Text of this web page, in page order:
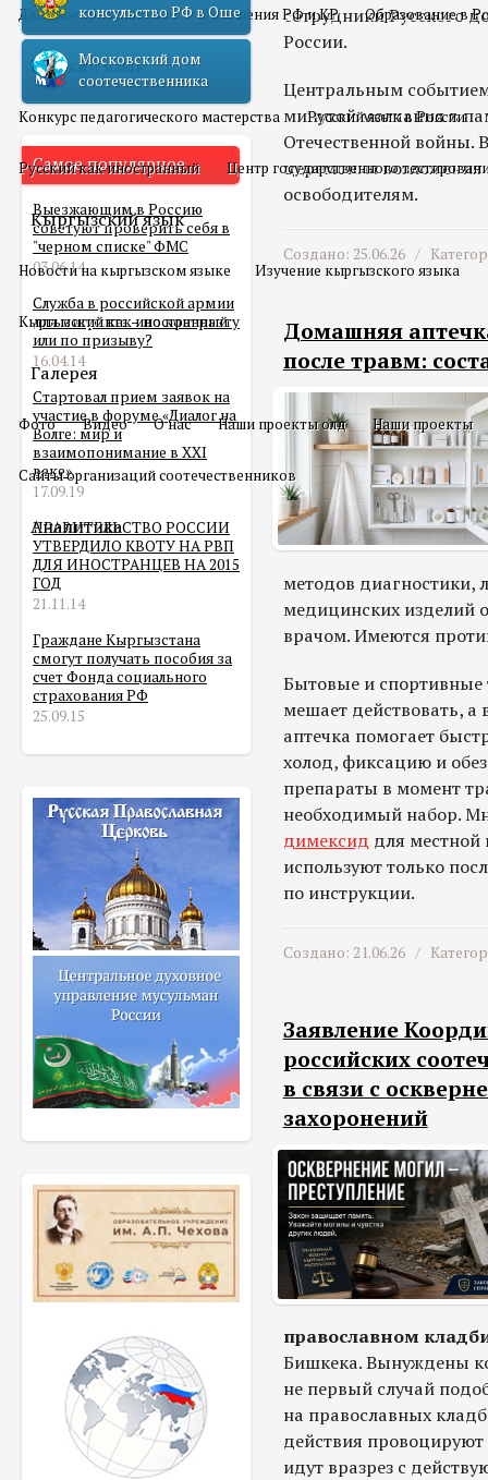
Двойное гражданство Отношения РФ и КР Образование в
Русский язык
Конкурс педагогического мастерства Русский язык в России
Русский как иностранный Центр государственного
Кыргызский язык
Новости на кыргызском языке Изучение кыргызского языка
Кыргызский как иностранный
Галерея
Фото Видео О нас Наши проекты олд Наши проекты
Сайты организаций соотечественников
Аналитика
консульство РФ в Оше
Московский дом
соотечественника
Самое популярное
Выезжающим в Россию
советуют проверить себя в
"черном списке" ФМС
03.06.14
Служба в российской армии
для мигранта – по контракту
или по призыву?
16.04.14
Стартовал прием заявок на
участие в форуме «Диалог на
Волге: мир и
взаимопонимание в XXI
веке»
17.09.19
ПРАВИТЕЛЬСТВО РОССИИ
УТВЕРДИЛО КВОТУ НА РВП
ДЛЯ ИНОСТРАНЦЕВ НА 2015
ГОД
21.11.14
Граждане Кыргызстана
смогут получать пособия за
счет Фонда социального
страхования РФ
25.09.15
сотрудники Русского
России.
Центральным
минутой молчания в
Отечественной войны.
церемония
освободителям.
Создано: 25.06.26 /
Домашняя
после травм:
методов диагностики,
медицинских изделий
врачом. Имеются
Бытовые и спортивные
мешает действовать, а
аптечка помогает
холод, фиксацию и
препараты в момент
необходимый набор.
димексид для местной
используют только
по инструкции.
Создано: 21.06.26 /
Заявление
российских
в связи с
захоронений
православном
Бишкека. Вынуждены
не первый случай
на православных
действия
идут вразрез с